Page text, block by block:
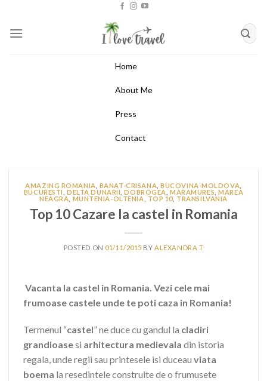
content
Home
About Me
Press
Contact
AMAZING ROMANIA BANAT-CRISANA ,BUCOVINA-MOLDOVA
BUCURESTI
,DELTA DUNARII ,DOBROGEA ,MARAMURES ,MAREA
NEAGRA MUNTENIA-OLTENIA TOP 10 TRANSILVANIA
Top 10 Cazare la castel in Romania
POSTED ON 01/11/2015 BY ALEXANDRA T
Vacanta la castel in Romania. Vezi cele mai
frumoase castele unde te poti caza in Romania!
Termenul “castel” ne duce cu gandul la cladiri
grandioasesi arhitectura medievala din istoria
regala, unde regii sau printesele isi duceau viata
boema la resedintele construite de o frumusete